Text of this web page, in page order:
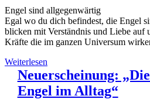
Engel sind allgegenwärtig
Egal wo du dich befindest, die Engel
blicken mit Verständnis und Liebe auf
Kräfte die im ganzen Universum
Weiterlesen
Neuerscheinung:
Engel im Alltag“